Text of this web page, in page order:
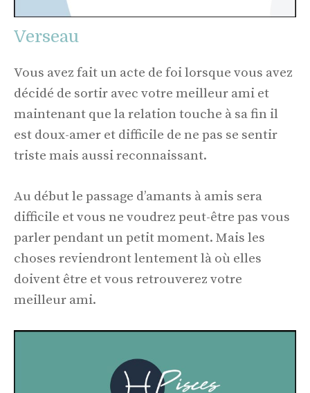
Verseau
Vous avez fait un acte de foi lorsque vous avez
décidé de sortir avec votre meilleur ami et
maintenant que la relation touche à sa fin il
est doux-amer et difficile de ne pas se sentir
triste mais aussi reconnaissant.
Au début le passage d’amants à amis sera
difficile et vous ne voudrez peut-être pas vous
parler pendant un petit moment. Mais les
choses reviendront lentement là où elles
doivent être et vous retrouverez votre
meilleur ami.